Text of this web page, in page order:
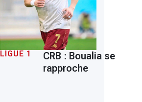
LIGUE 1
CRB : Boualia se
rapproche